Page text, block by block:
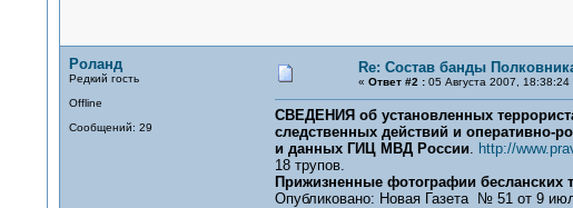
Роланд
Редкий гость
Offline
Сообщений: 29
Re: Состав банды
« Ответ #2 :05 Августа 2007, 18:38:24
СВЕДЕНИЯ об установленных
следственных действий и оперативно-
и данных ГИЦ МВД России. http://
18 трупов.
Прижизненные фотографии бесланских
Опубликовано: Новая Газета № 51 от 9